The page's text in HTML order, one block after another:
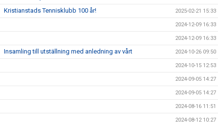
Kristianstads Tennisklubb 100 år! 2025-02-21 15:33
2024-12-09 16:33
2024-12-09 16:33
Insamling till utställning med anledning av vårt 2024-10-26 09:50
2024-10-15 12:53
2024-09-05 14:27
2024-09-05 14:27
2024-08-16 11:51
2024-08-12 10:27